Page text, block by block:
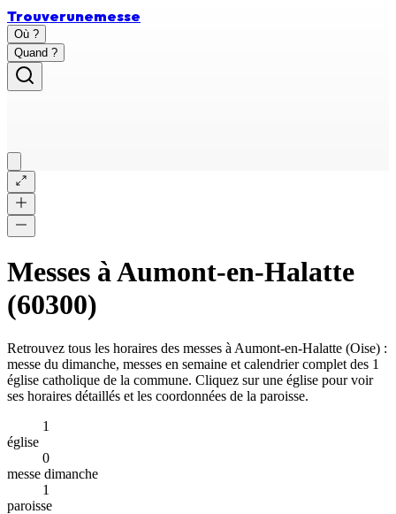
Trouverunemesse
Où ?
Quand ?
Messes àAumont-en-Halatte
(60300)
Retrouvez tous les horaires des messes à Aumont-en-Halatte (Oise) :
messe du dimanche, messes en semaine et calendrier complet des 1
église catholique de la commune. Cliquez sur une église pour voir
ses horaires détaillés et les coordonnées de la paroisse.
1
église
0
messe dimanche
1
paroisse